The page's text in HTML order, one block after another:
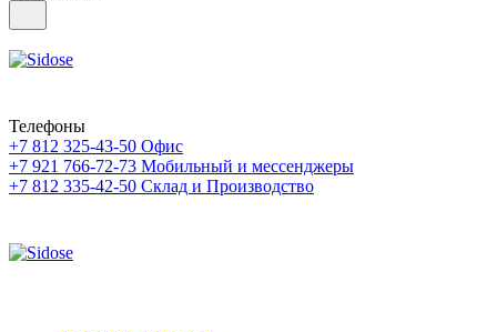
Телефоны
+7 812 325-43-50 Офис
+7 921 766-72-73 Мобильный и мессенджеры
+7 812 335-42-50 Склад и Производство